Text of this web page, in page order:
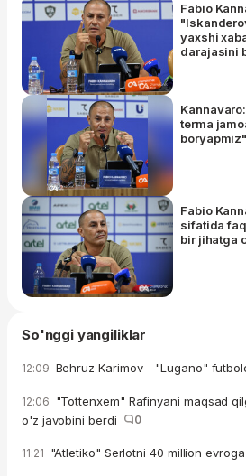
Fabio
yaxshi
darajasini
terma
boryapmiz"
Fabio
sifatida
bir jihatga
So'nggi yangiliklar
12:09 Behruz Karimov - "Lugano"
12:06 "Tottenxem" Rafinyani maqsad
o'z javobini berdi
0
11:21 "Atletiko" Serlotni 40 million